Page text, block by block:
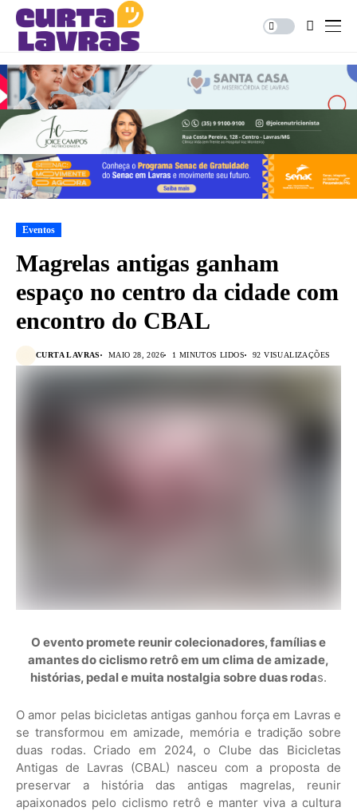
Eventos
Magrelas antigas ganham
espaço no centro da cidade com
encontro do CBAL
CURTA LAVRAS MAIO 28, 2026 1 MINUTOS LIDOS 92 VISUALIZAÇÕES
O evento promete reunir colecionadores, famílias e
amantes do ciclismo retrô em um clima de amizade,
histórias, pedal e muita nostalgia sobre duas rodas.
O amor pelas bicicletas antigas ganhou força em Lavras e
se transformou em amizade, memória e tradição sobre
duas rodas. Criado em 2024, o Clube das Bicicletas
Antigas de Lavras (CBAL) nasceu com a proposta de
preservar a história das antigas magrelas, reunir
apaixonados pelo ciclismo retrô e manter viva a cultura